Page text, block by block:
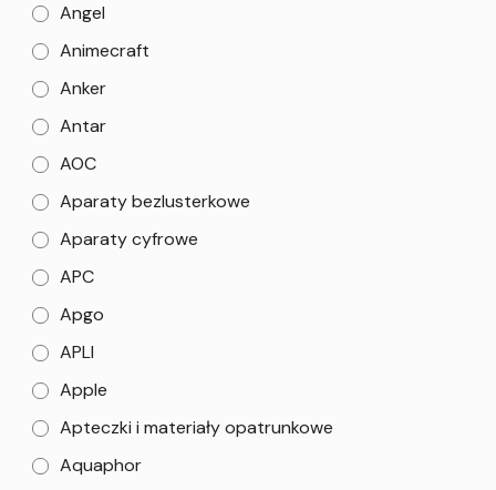
Angel
Animecraft
Anker
Antar
AOC
Aparaty bezlusterkowe
Aparaty cyfrowe
APC
Apgo
APLI
Apple
Apteczki i materiały opatrunkowe
Aquaphor